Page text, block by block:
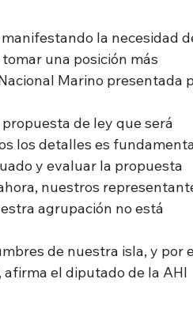
la necesidad
una posición más
Marino presentada
de ley que será
los detalles es
y evaluar la propuesta
nuestros
agrupación no está
de nuestra isla, y por
el diputado de la AHI